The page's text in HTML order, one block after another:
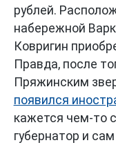
рублей.
набережной
Ковригин
Правда, после
Пряжинским
появился
кажется чем-то
губернатор и